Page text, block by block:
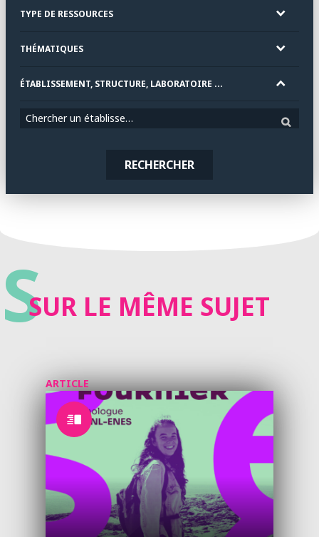
TYPE DE RESSOURCES
THÉMATIQUES
ÉTABLISSEMENT, STRUCTURE, LABORATOIRE ...
Chercher un établissement
RECHERCHER
SSUR LE MÊME SUJET
ARTICLE